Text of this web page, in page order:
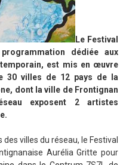
Le Festival
dédiée aux
est mis en œuvre
30 villes de 12 pays de la
dont la ville de Frontignan
exposent 2 artistes
villes du réseau, le Festival
Aurélia Gritte pour